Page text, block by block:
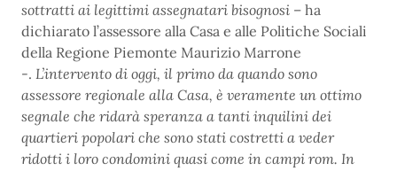
sottratti ai legittimi assegnatari bisognosi – ha
dichiarato l’assessore alla Casa e alle Politiche Sociali
della Regione Piemonte Maurizio Marrone
-. L’intervento di oggi, il primo da quando sono
assessore regionale alla Casa, è veramente un ottimo
segnale che ridarà speranza a tanti inquilini dei
quartieri popolari che sono stati costretti a veder
ridotti i loro condomini quasi come in campi rom. In